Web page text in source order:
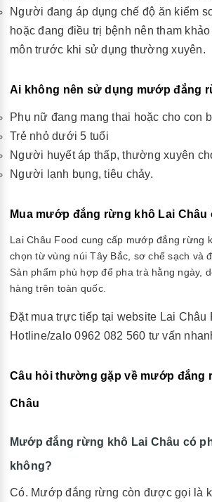
Người đang áp dụng chế độ ăn kiểm
hoặc đang điều trị bệnh nên tham
môn trước khi sử dụng thường xuyên.
Ai không nên sử dụng mướp đắng
Phụ nữ đang mang thai hoặc cho con
Trẻ nhỏ dưới 5 tuổi
Người huyết áp thấp, thường xuyên
Người lạnh bụng, tiêu chảy.
Mua mướp đắng rừng khô Lai Châu
Lai Châu Food cung cấp mướp đắng rừng
chọn từ vùng núi Tây Bắc, sơ chế sạch và
Sản phẩm phù hợp để pha trà hằng ngày,
hàng trên toàn quốc.
Đặt mua trực tiếp tại website Lai Châu
Hotline/zalo 0962 082 560 tư vấn
Câu hỏi thường gặp về mướp đắng
Châu
Mướp đắng rừng khô Lai Châu có
không?
Có. Mướp đắng rừng còn được gọi là